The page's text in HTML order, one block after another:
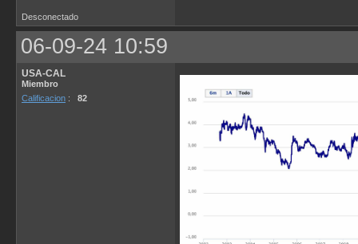
Desconectado
06-09-24 10:59
USA-CAL
Miembro
Calificacion : 82